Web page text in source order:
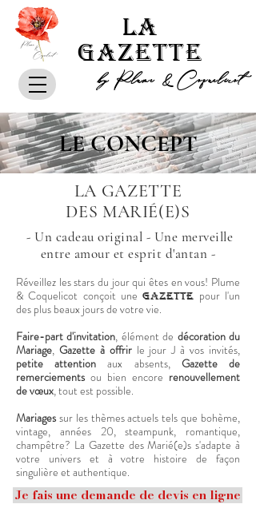
LA
GAZETTE
by Plume & Coquelicot
LE CONCEPT
LA GAZETTE
DES MARIÉ(E)S
- Un cadeau original - Une merveille
entre amour et esprit d'antan -
Réveillez les stars du jour qui êtes en vous! Plume
& Coquelicot conçoit uneGazette pour l'un
des plus beaux jours de votre vie.
Faire-part d'invitation, élément de décoration du
Mariage, Gazette à offrir le jour J à vos invités,
petite attention aux absents, Gazette de
remerciements ou bien encore renouvellement
devœux, tout est possible.
Mariages sur les thèmes actuels tels que bohème,
vintage, années 20, steampunk, romantique,
champêtre? La Gazette des Marié(e)s s'adapte à
votre univers et à votre histoire de façon
singulière et authentique.
Je fais une demande de devis en ligne